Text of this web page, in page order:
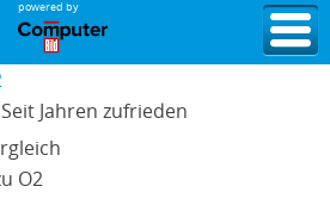
powered by
Jahren zufrieden
O2